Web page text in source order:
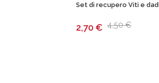
Set di recupero Viti e
2,70 € 4,50 €